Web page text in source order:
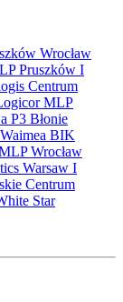
Wrocław
Pruszków I
Centrum
MLP
P3 Błonie
Waimea BIK
Wrocław
Warsaw I
Centrum
Star